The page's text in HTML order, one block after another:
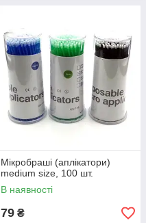
Мікробраші (аплікатори)
medium size, 100 шт.
В наявності
79 ₴